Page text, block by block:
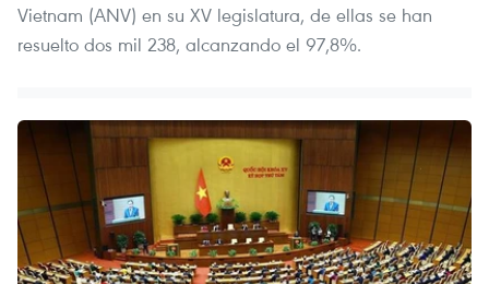
Vietnam (ANV) en su XV legislatura, de ellas se han
resuelto dos mil 238, alcanzando el 97,8%.